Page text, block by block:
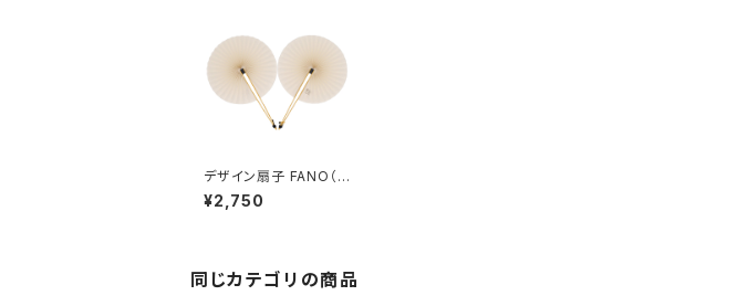
デザイン扇子 FANO（フ
ァーノ） PLANE
¥2,750
同じカテゴリの商品